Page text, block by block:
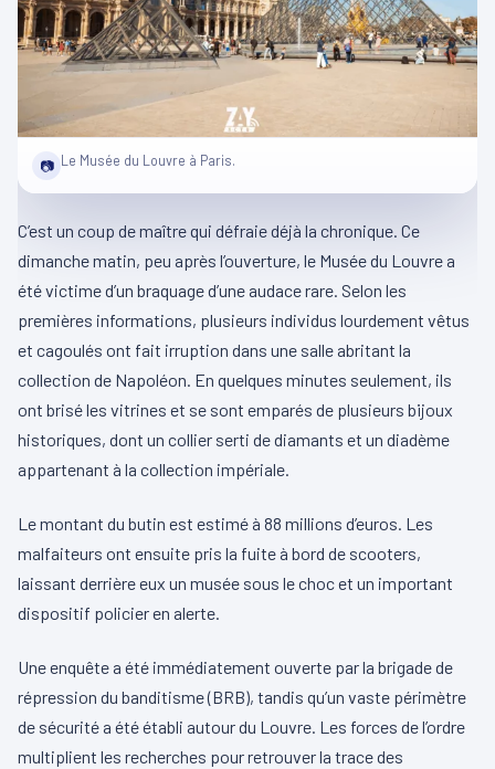
📷 Le Musée du Louvre à Paris.
C’est un coup de maître qui défraie déjà la chronique. Ce
dimanche matin, peu après l’ouverture, le Musée du Louvre a
été victime d’un braquage d’une audace rare. Selon les
premières informations, plusieurs individus lourdement vêtus
et cagoulés ont fait irruption dans une salle abritant la
collection de Napoléon. En quelques minutes seulement, ils
ont brisé les vitrines et se sont emparés de plusieurs bijoux
historiques, dont un collier serti de diamants et un diadème
appartenant à la collection impériale.
Le montant du butin est estimé à 88 millions d’euros. Les
malfaiteurs ont ensuite pris la fuite à bord de scooters,
laissant derrière eux un musée sous le choc et un important
dispositif policier en alerte.
Une enquête a été immédiatement ouverte par la brigade de
répression du banditisme (BRB), tandis qu’un vaste périmètre
de sécurité a été établi autour du Louvre. Les forces de l’ordre
multiplient les recherches pour retrouver la trace des